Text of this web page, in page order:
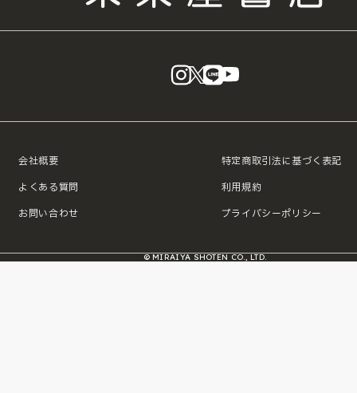
instagram
X LINE
会社概要
よくある質問
お問い合わせ
特定商取引法に基づく表記
利用規約
プライバシーポリシー
© MIRAIYA SHOTEN CO., LTD.